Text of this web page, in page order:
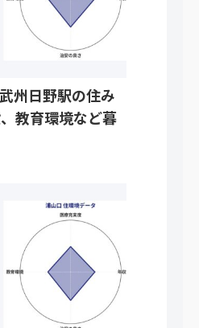
州日野駅の住み
教育環境など暮